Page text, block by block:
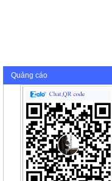
Quảng cáo